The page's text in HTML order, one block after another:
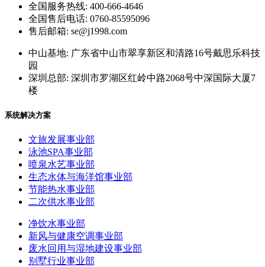
全国服务热线: 400-666-4646
全国售后电话: 0760-85595096
售后邮箱: se@j1998.com
中山基地: 广东省中山市翠享新区和清路16号戴思乐科技
园
深圳总部: 深圳市罗湖区红岭中路2068号中深国际大厦7
楼
系统解决方案
文旅发展事业部
泳池SPA事业部
喷泉水艺事业部
生态水体与海洋馆事业部
节能热水事业部
二次供水事业部
净饮水事业部
新风与健康空调事业部
废水回用与湿地建设事业部
别墅行业事业部